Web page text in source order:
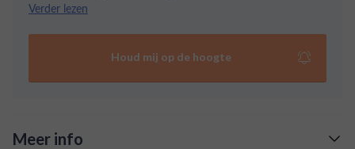
botanicals. Op de neus ontdek je geuren van verse
met een vleugje peper.
Verder lezen
Houd mij op de hoogte
Meer info